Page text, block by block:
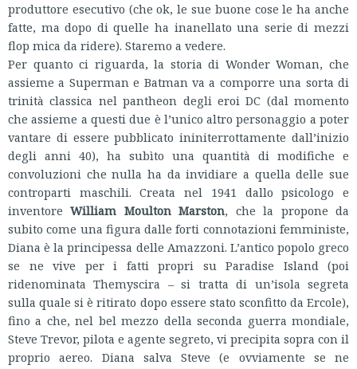
produttore esecutivo (che ok, le sue buone cose le ha anche
fatte, ma dopo di quelle ha inanellato una serie di mezzi
flop mica da ridere). Staremo a vedere.
Per quanto ci riguarda, la storia di Wonder Woman, che
assieme a Superman e Batman va a comporre una sorta di
trinità classica nel pantheon degli eroi DC (dal momento
che assieme a questi due è l’unico altro personaggio a poter
vantare di essere pubblicato ininiterrottamente dall’inizio
degli anni 40), ha subìto una quantità di modifiche e
convoluzioni che nulla ha da invidiare a quella delle sue
controparti maschili. Creata nel 1941 dallo psicologo e
inventoreWilliam Moulton Marston, che la propone da
subito come una figura dalle forti connotazioni femministe,
Diana è la principessa delle Amazzoni. L’antico popolo greco
se ne vive per i fatti propri su Paradise Island (poi
ridenominata Themyscira – si tratta di un’isola segreta
sulla quale si è ritirato dopo essere stato sconfitto da Ercole),
fino a che, nel bel mezzo della seconda guerra mondiale,
Steve Trevor, pilota e agente segreto, vi precipita sopra con il
proprio aereo. Diana salva Steve (e ovviamente se ne